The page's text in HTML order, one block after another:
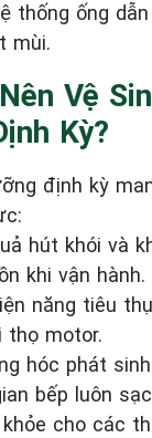
thống ống
mùi.
Vệ
Kỳ?
định kỳ
hút khói và
khi vận hành.
năng tiêu
thọ motor.
hóc phát
bếp luôn
cho các